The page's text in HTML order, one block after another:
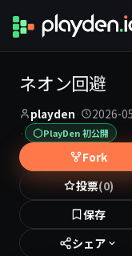
ネオン回避
playden · 2026-
· PlayDen 初公開
Fork
投票(0)
保存
シェア